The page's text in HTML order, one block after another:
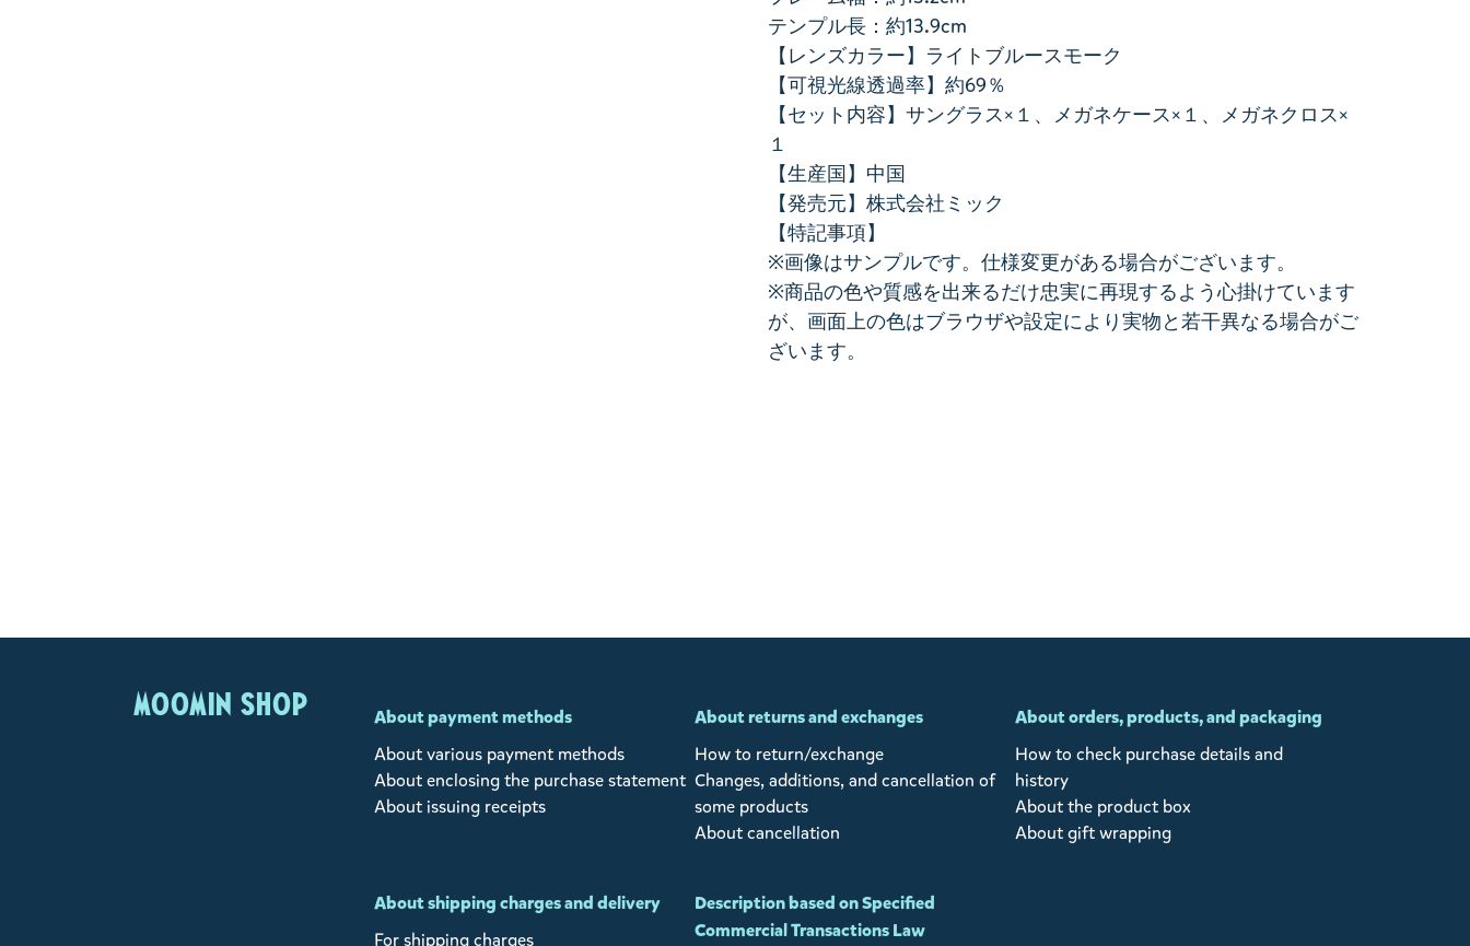
テンプル長：約13.9cm
【レンズカラー】ライトブルースモーク
【可視光線透過率】約69％
【セット内容】サングラス×１、メガネケース×１、メガネクロス×
１
【生産国】中国
【発売元】株式会社ミック
【特記事項】
※画像はサンプルです。仕様変更がある場合がございます。
※商品の色や質感を出来るだけ忠実に再現するよう心掛けています
が、画面上の色はブラウザや設定により実物と若干異なる場合がご
ざいます。
MOOMIN SHOP
About payment methods
About various payment methods
About enclosing the purchase statement
About issuing receipts
About returns and exchanges
How to return/exchange
Changes, additions, and cancellation of
some products
About cancellation
About orders, products, and packaging
How to check purchase details and
history
About the product box
About gift wrapping
About shipping charges and delivery
For shipping charges
Description based on Specified
Commercial Transactions Law